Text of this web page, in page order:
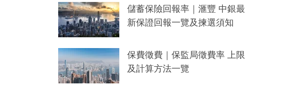
儲蓄保險回報率｜滙豐 中銀最
新保證回報一覽及揀選須知
保費徵費｜保監局徵費率 上限
及計算方法一覽